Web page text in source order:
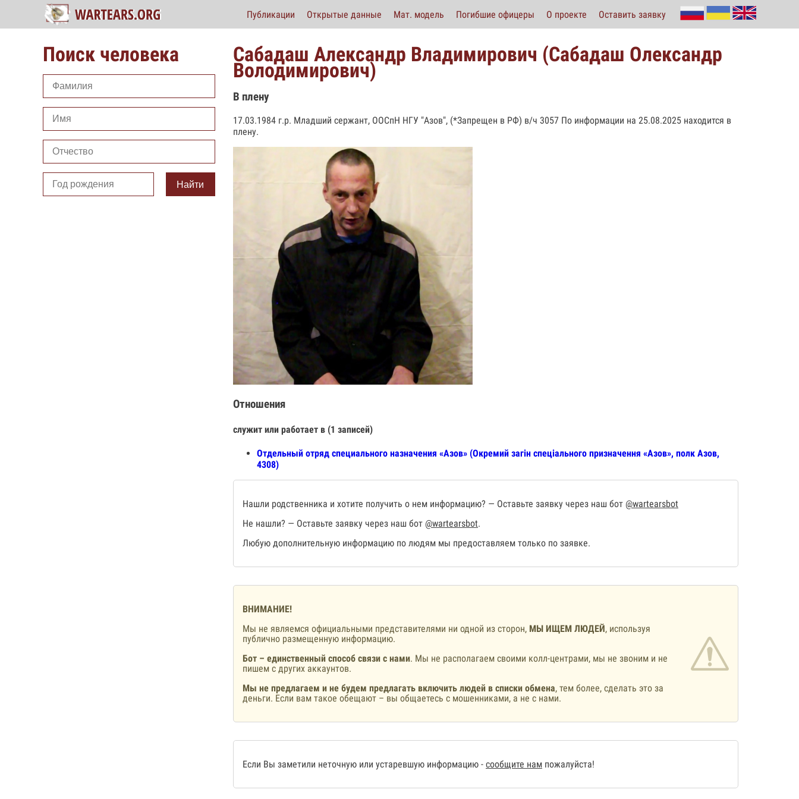
Публикации Открытые данные Мат. модель Погибшие офицеры О проекте Оставить заявку
Поиск человека
Найти
Сабадаш Александр Владимирович (Сабадаш Олександр
Володимирович)
В плену
17.03.1984 г.р. Младший сержант, ООСпН НГУ "Азов", (*Запрещен в РФ) в/ч 3057 По информации на 25.08.2025 находится в
плену.
Отношения
служит или работает в (1 записей)
Отдельный отряд специального назначения «Азов» (Окремий загін спеціального призначення «Азов», полк Азов,
4308)
Нашли родственника и хотите получить о нем информацию? — Оставьте заявку через наш бот @wartearsbot
Не нашли? — Оставьте заявку через наш бот @wartearsbot.
Любую дополнительную информацию по людям мы предоставляем только по заявке.
ВНИМАНИЕ!
Мы не являемся официальными представителями ни одной из сторон, МЫ ИЩЕМ ЛЮДЕЙ, используя
публично размещенную информацию.
Бот – единственный способ связи с нами. Мы не располагаем своими колл-центрами, мы не звоним и не
пишем с других аккаунтов.
Мы не предлагаем и не будем предлагать включить людей в списки обмена, тем более, сделать это за
деньги. Если вам такое обещают – вы общаетесь с мошенниками, а не с нами.
Если Вы заметили неточную или устаревшую информацию - сообщите нам пожалуйста!